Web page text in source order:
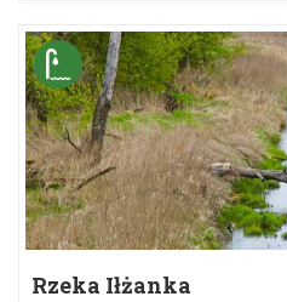
Rzeka Iłżanka